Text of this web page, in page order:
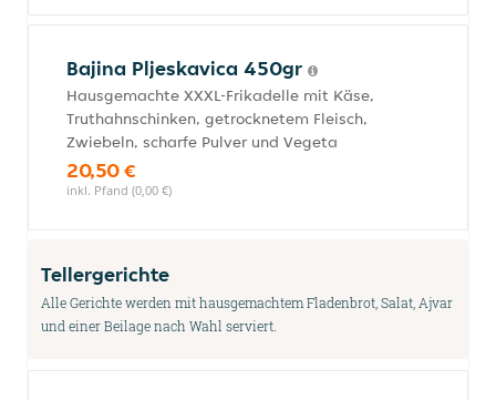
Bajina Pljeskavica 450gr
Hausgemachte XXXL-Frikadelle mit Käse,
Truthahnschinken, getrocknetem Fleisch,
Zwiebeln, scharfe Pulver und Vegeta
20,50 €
inkl. Pfand (0,00 €)
Tellergerichte
Alle Gerichte werden mit hausgemachtem Fladenbrot, Salat, Ajvar
und einer Beilage nach Wahl serviert.